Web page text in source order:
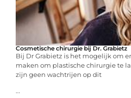
Cosmetische chirurgie bij Dr. Grabietz
Bij Dr Grabietz is het mogelijk om
maken om plastische chirurgie te
zijn geen wachtrijen op dit
...